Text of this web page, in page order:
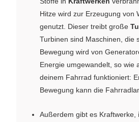
Hitze wird zur Erzeugung von
genutzt. Dieser treibt große
Turbinen sind Maschinen, die
Bewegung wird von
Energie umgewandelt, so wie
deinem Fahrrad funktioniert:
Bewegung kann die
Außerdem gibt es Kraftwerke,